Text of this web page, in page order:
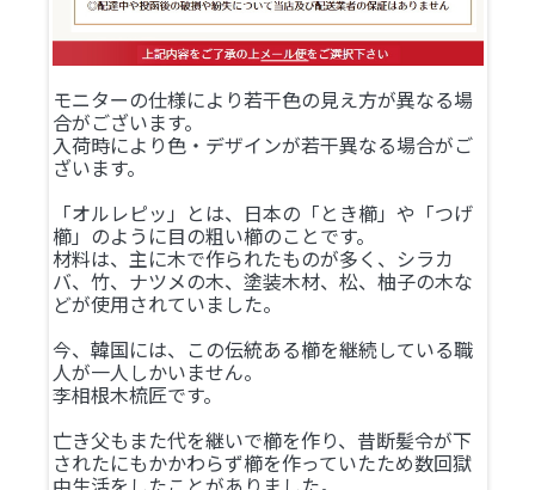
モニターの仕様により若干色の見え方が異なる場
合がございます。
入荷時により色・デザインが若干異なる場合がご
ざいます。
「オルレピッ」とは、日本の「とき櫛」や「つげ
櫛」のように目の粗い櫛のことです。
材料は、主に木で作られたものが多く、シラカ
バ、竹、ナツメの木、塗装木材、松、柚子の木な
どが使用されていました。
今、韓国には、この伝統ある櫛を継続している職
人が一人しかいません。
李相根木梳匠です。
亡き父もまた代を継いで櫛を作り、昔断髪令が下
されたにもかかわらず櫛を作っていたため数回獄